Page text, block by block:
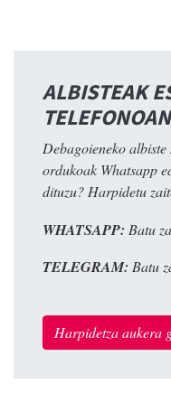
ALBISTEAK
TELEFONOAN
Debagoieneko
ordukoak Whatsapp
dituzu? Harpidetu
WHATSAPP: Batu
TELEGRAM: Batu
Harpidetza aukera